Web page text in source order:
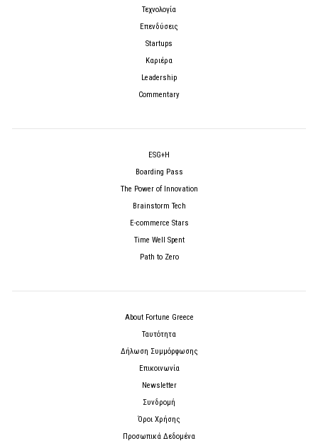
Τεχνολογία
Επενδύσεις
Startups
Καριέρα
Leadership
Commentary
ESG+H
Boarding Pass
The Power of Innovation
Brainstorm Tech
E-commerce Stars
Time Well Spent
Path to Zero
About Fortune Greece
Ταυτότητα
Δήλωση Συμμόρφωσης
Επικοινωνία
Newsletter
Συνδρομή
Όροι Χρήσης
Προσωπικά Δεδομένα